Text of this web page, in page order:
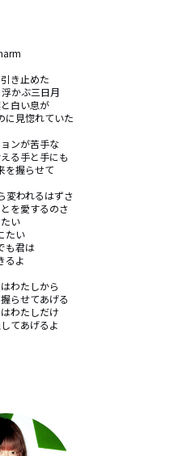
き止めた
かぶ三日月
白い息が
に見惚れていた
ンが苦手な
る手と手にも
を握らせて
変われるはずさ
を愛するのさ
い
たい
も君は
るよ
わたしから
らせてあげる
わたしだけ
てあげるよ